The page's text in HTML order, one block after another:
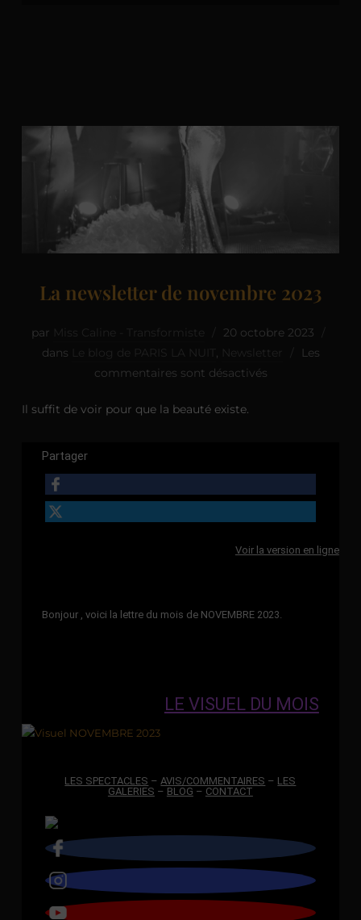
La newsletter de novembre 2023
par
20 octobre 2023
dans
,
Les
commentaires sont désactivés
Il suffit de voir pour que la beauté existe.
Partager
Voir la version en ligne
Bonjour , voici la lettre du mois de NOVEMBRE 2023.
LE VISUEL DU MOIS
LES SPECTACLES –AVIS/COMMENTAIRES – LES
GALERIES – BLOG – CONTACT